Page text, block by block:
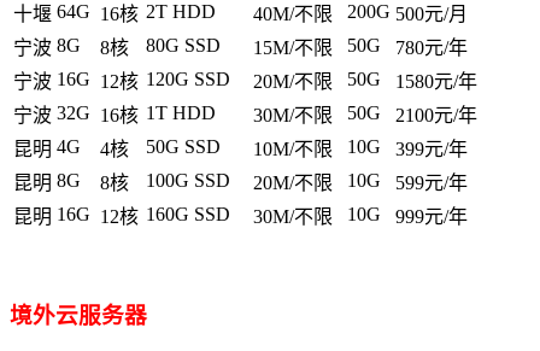
十堰 64G 16核 2T HDD 40M/不限 200G 500元/月
宁波 8G 8核 80G SSD 15M/不限 50G
780元/年
宁波 16G 12核 120G SSD 20M/不限 50G
1580元/年
宁波 32G 16核 1T HDD 30M/不限 50G
2100元/年
昆明 4G 4核 50G SSD 10M/不限 10G
399元/年
昆明 8G 8核 100G SSD 20M/不限 10G
599元/年
昆明 16G 12核 160G SSD 30M/不限 10G 999元/年
境外云服务器